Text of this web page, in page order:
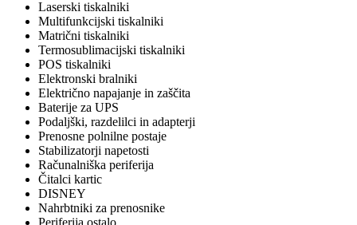
Laserski tiskalniki
Multifunkcijski tiskalniki
Matrični tiskalniki
Termosublimacijski tiskalniki
POS tiskalniki
Elektronski bralniki
Električno napajanje in zaščita
Baterije za UPS
Podaljški, razdelilci in adapterji
Prenosne polnilne postaje
Stabilizatorji napetosti
Računalniška periferija
Čitalci kartic
DISNEY
Nahrbtniki za prenosnike
Periferija ostalo